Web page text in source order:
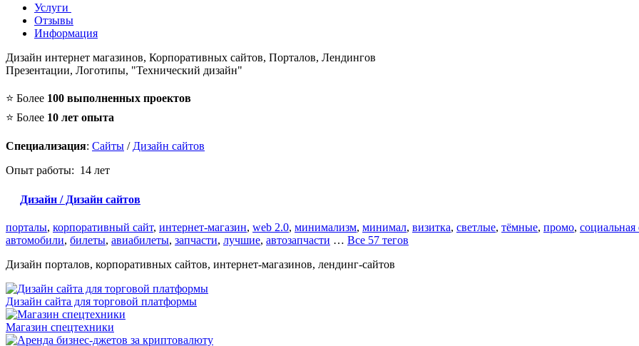
Услуги
Отзывы
Информация
Дизайн интернет магазинов, Корпоративных сайтов, Порталов, Лендингов
Презентации, Логотипы, "Технический дизайн"
⭐ Более 100 выполненных проектов
⭐ Более 10 лет опыта
Специализация: Сайты / Дизайн сайтов
Опыт работы: 14 лет
Дизайн / Дизайн сайтов
порталы, корпоративный сайт, интернет-магазин, web 2.0, минимализм, минимал, визитка, светлые, тёмные, промо, социальная
автомобили, билеты, авиабилеты, запчасти, лучшие, автозапчасти … Все 57 тегов
Дизайн порталов, корпоративных сайтов, интернет-магазинов, лендинг-сайтов
Дизайн сайта для торговой платформы
Магазин спецтехники